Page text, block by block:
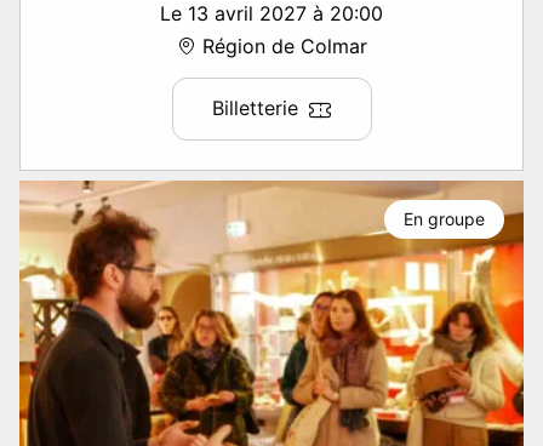
Le 13 avril 2027 à 20:00
Région de Colmar
Billetterie
En groupe